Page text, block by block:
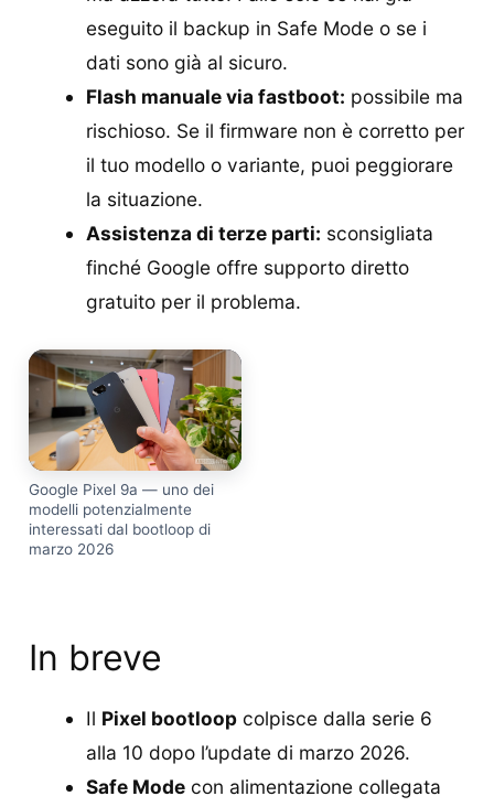
eseguito il backup in Safe Mode o se i
dati sono già al sicuro.
Flash manuale via fastboot: possibile ma
rischioso. Se il firmware non è corretto per
il tuo modello o variante, puoi peggiorare
la situazione.
Assistenza di terze parti: sconsigliata
finché Google offre supporto diretto
gratuito per il problema.
Google Pixel 9a — uno dei
modelli potenzialmente
interessati dal bootloop di
marzo 2026
In breve
Il Pixel bootloopcolpisce dalla serie 6
alla 10 dopo l’update di marzo 2026.
Safe Modecon alimentazione collegata